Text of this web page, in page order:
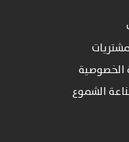
الخصوصية
الشموع